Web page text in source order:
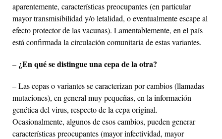
aparentemente, características preocupantes (en particular
mayor transmisibilidad y/o letalidad, o eventualmente escape al
efecto protector de las vacunas). Lamentablemente, en el país
está confirmada la circulación comunitaria de estas variantes.
– ¿En qué se distingue una cepa de la otra?
– Las cepas o variantes se caracterizan por cambios (llamadas
mutaciones), en general muy pequeñas, en la información
genética del virus, respecto de la cepa original.
Ocasionalmente, algunos de esos cambios, pueden generar
características preocupantes (mayor infectividad, mayor